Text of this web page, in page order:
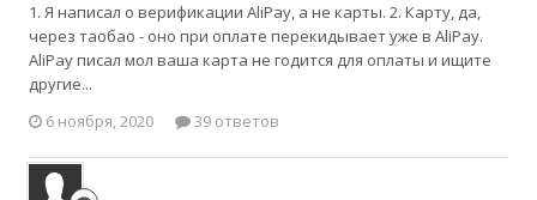
1. Я написал о верификации AliPay, а не карты. 2. Карту, да,
через таобао - оно при оплате перекидывает уже в AliPay.
AliPay писал мол ваша карта не годится для оплаты и ищите
другие...
6 ноября, 2020
39 ответов